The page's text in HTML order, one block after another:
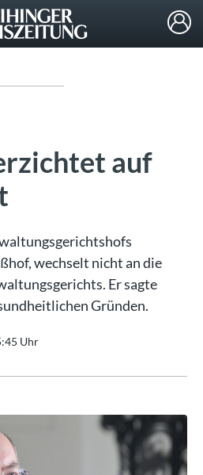
auf
wechselt nicht an die
Er sagte
Gründen.
Uhr